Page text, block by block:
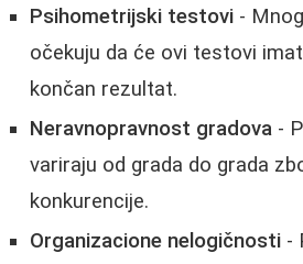
Psihometrijski testovi -
očekuju da će ovi testovi
končan rezultat.
Neravnopravnost gradova -
variraju od grada do grada
konkurencije.
Organizacione nelogičnosti -